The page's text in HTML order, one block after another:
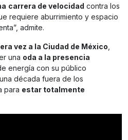
carrera de velocidad contra los
requiere aburrimiento y espacio
admite.
vez a la Ciudad de México
una oda a la presencia
energía con su público
década fuera de los
para estar totalmente